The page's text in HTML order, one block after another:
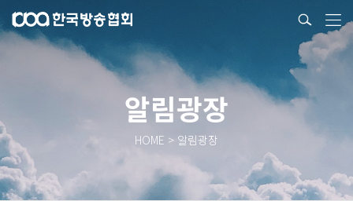
알림광장
HOME > 알림광장